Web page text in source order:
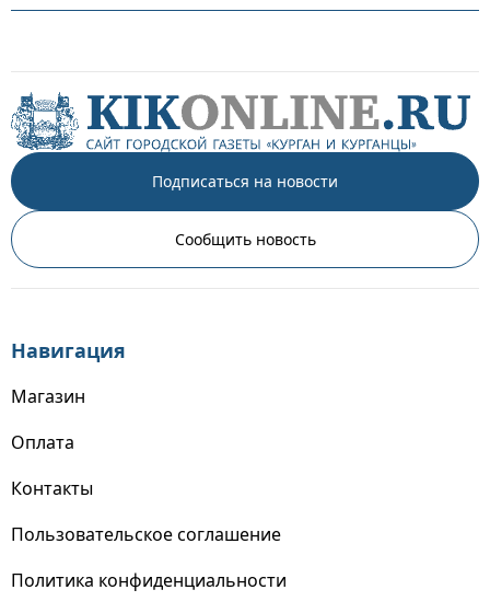
Подписаться на новости
Сообщить новость
Навигация
Магазин
Оплата
Контакты
Пользовательское соглашение
Политика конфиденциальности